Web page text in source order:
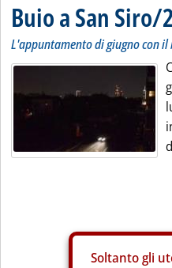
Buio a San Siro/2
L'appuntamento di giugno con
Soltanto gli